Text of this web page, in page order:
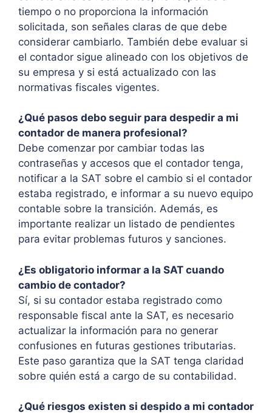
tiempo o no proporciona la información
solicitada, son señales claras de que debe
considerar cambiarlo. También debe evaluar si
el contador sigue alineado con los objetivos de
su empresa y si está actualizado con las
normativas fiscales vigentes.
¿Qué pasos debo seguir para despedir a mi
contador de manera profesional?
Debe comenzar por cambiar todas las
contraseñas y accesos que el contador tenga,
notificar a la SAT sobre el cambio si el contador
estaba registrado, e informar a su nuevo equipo
contable sobre la transición. Además, es
importante realizar un listado de pendientes
para evitar problemas futuros y sanciones.
¿Es obligatorio informar a la SAT cuando
cambio de contador?
Sí, si su contador estaba registrado como
responsable fiscal ante la SAT, es necesario
actualizar la información para no generar
confusiones en futuras gestiones tributarias.
Este paso garantiza que la SAT tenga claridad
sobre quién está a cargo de su contabilidad.
¿Qué riesgos existen si despido a mi contador